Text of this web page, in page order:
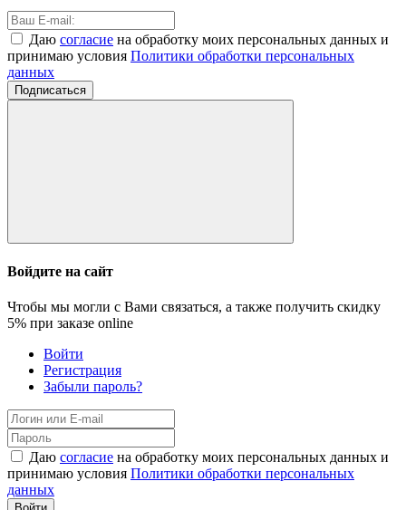
Даю согласие на обработку моих персональных данных и
принимаю условия Политики обработки персональных
данных
Подписаться
Войдите на сайт
Чтобы мы могли с Вами связаться, а также получить скидку
5% при заказе online
Войти
Регистрация
Забыли пароль?
Даю согласие на обработку моих персональных данных и
принимаю условия Политики обработки персональных
данных